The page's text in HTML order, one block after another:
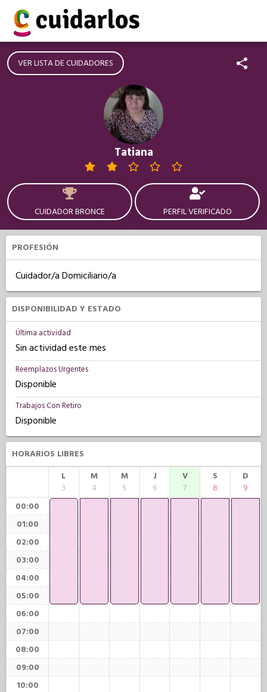
VER LISTA DE CUIDADORES
Tatiana
CUIDADOR BRONCE PERFIL VERIFICADO
PROFESIÓN
Cuidador/a Domiciliario/a
DISPONIBILIDAD Y ESTADO
Última actividad
Sin actividad este mes
Reemplazos Urgentes
Disponible
Trabajos Con Retiro
Disponible
HORARIOS LIBRES
L
3
M
4
M
5
J
6
V
7
S
8
D
9
00:00
01:00
02:00
03:00
04:00
05:00
06:00
07:00
08:00
09:00
10:00